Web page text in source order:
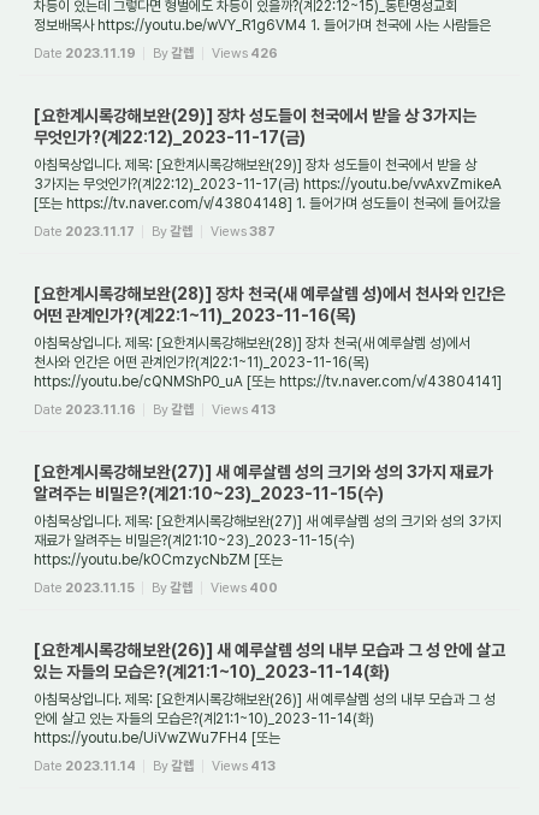
차등이 있는데 그렇다면 형벌에도 차등이 있을까?(계22:12~15)_동탄명성교회
정보배목사 https://youtu.be/wVY_R1g6VM4 1. 들어가며 천국에 사는 사람들은
모두 다 영적인 나이와 ...
Date 2023.11.19 By갈렙 Views 426
[요한계시록강해보완(29)] 장차 성도들이 천국에서 받을 상 3가지는
무엇인가?(계22:12)_2023-11-17(금)
아침묵상입니다. 제목: [요한계시록강해보완(29)] 장차 성도들이 천국에서 받을 상
3가지는 무엇인가?(계22:12)_2023-11-17(금) https://youtu.be/vvAxvZmikeA
[또는 https://tv.naver.com/v/43804148] 1. 들어가며 성도들이 천국에 들어갔을
때에 받을 상은 ...
Date 2023.11.17 By갈렙 Views387
[요한계시록강해보완(28)] 장차 천국(새 예루살렘 성)에서 천사와 인간은
어떤 관계인가?(계22:1~11)_2023-11-16(목)
아침묵상입니다. 제목: [요한계시록강해보완(28)] 장차 천국(새 예루살렘 성)에서
천사와 인간은 어떤 관계인가?(계22:1~11)_2023-11-16(목)
https://youtu.be/cQNMShP0_uA [또는 https://tv.naver.com/v/43804141]
1. 들어가며 천사와 인간은 과연 어떤 관계...
Date 2023.11.16 By갈렙 Views 413
[요한계시록강해보완(27)] 새 예루살렘 성의 크기와 성의 3가지 재료가
알려주는 비밀은?(계21:10~23)_2023-11-15(수)
아침묵상입니다. 제목: [요한계시록강해보완(27)] 새 예루살렘 성의 크기와 성의 3가지
재료가 알려주는 비밀은?(계21:10~23)_2023-11-15(수)
https://youtu.be/kOCmzycNbZM [또는
https://tv.naver.com/v/43804134] 1. 들어가며 새 예루살렘 성은 새 하늘과 ...
Date 2023.11.15 By갈렙 Views 400
[요한계시록강해보완(26)] 새 예루살렘 성의 내부 모습과 그 성 안에 살고
있는 자들의 모습은?(계21:1~10)_2023-11-14(화)
아침묵상입니다. 제목: [요한계시록강해보완(26)] 새 예루살렘 성의 내부 모습과 그 성
안에 살고 있는 자들의 모습은?(계21:1~10)_2023-11-14(화)
https://youtu.be/UiVwZWu7FH4 [또는
https://tv.naver.com/v/43804125] 1. 들어가며 새 예루살렘 성 안의 모...
Date 2023.11.14 By갈렙 Views 413